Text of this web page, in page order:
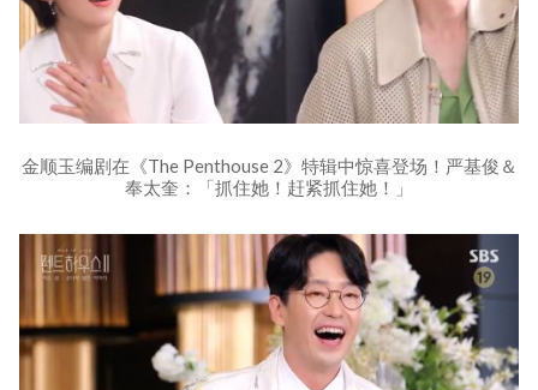
金顺玉编剧在《The Penthouse 2》特辑中惊喜登场！严基俊＆
奉太奎：「抓住她！赶紧抓住她！」